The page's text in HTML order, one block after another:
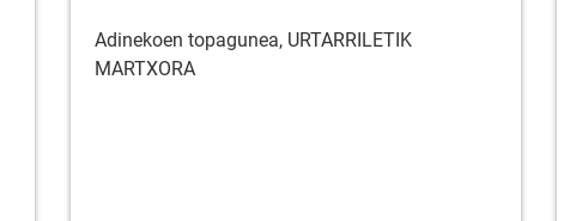
Adinekoen topagunea, URTARRILETIK
MARTXORA